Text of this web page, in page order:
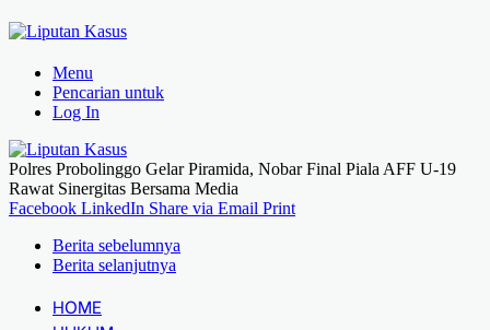
Menu
Pencarian untuk
Log In
Polres Probolinggo Gelar Piramida, Nobar Final Piala AFF U-19
Rawat Sinergitas Bersama Media
Facebook LinkedIn Share via Email Print
Berita sebelumnya
Berita selanjutnya
HOME